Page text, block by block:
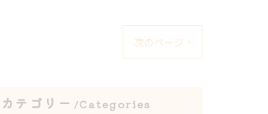
次のページ >
カテゴリー Categories